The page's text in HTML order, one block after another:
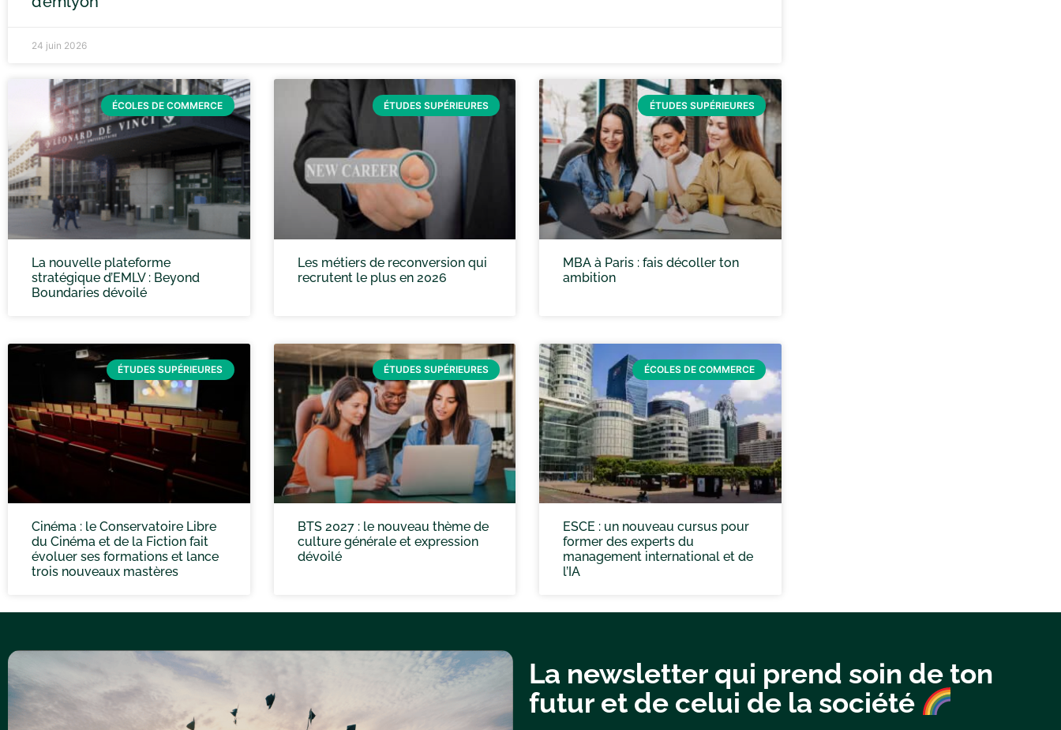
24 juin 2026
ÉCOLES DE COMMERCE
La nouvelle plateforme
stratégique d’EMLV : Beyond
Boundaries dévoilé
ÉTUDES SUPÉRIEURES
Les métiers de reconversion qui
recrutent le plus en 2026
ÉTUDES SUPÉRIEURES
MBA à Paris : fais décoller ton
ambition
ÉTUDES SUPÉRIEURES
Cinéma : le Conservatoire Libre
du Cinéma et de la Fiction fait
évoluer ses formations et lance
trois nouveaux mastères
ÉTUDES SUPÉRIEURES
BTS 2027 : le nouveau thème de
culture générale et expression
dévoilé
ÉCOLES DE COMMERCE
ESCE : un nouveau cursus pour
former des experts du
management international et de
l’IA
La newsletter qui prend soin de ton
futur et de celui de la société